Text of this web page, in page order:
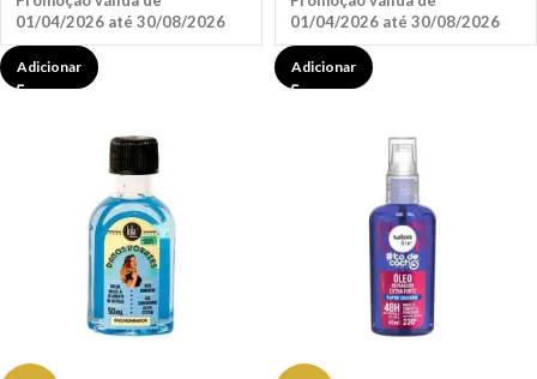
01/04/2026 até 30/08/2026
Adicionar
01/04/2026 até 30/08/2026
Adicionar